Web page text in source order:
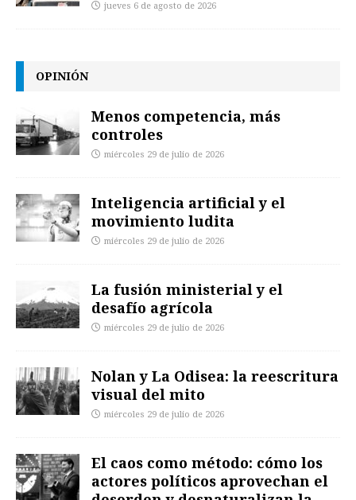
jueves 6 de agosto de 2026
OPINIÓN
Menos competencia, más
controles
miércoles 29 de julio de 2026
Inteligencia artificial y el
movimiento ludita
miércoles 29 de julio de 2026
La fusión ministerial y el
desafío agrícola
miércoles 29 de julio de 2026
Nolan y La Odisea: la reescritura
visual del mito
miércoles 29 de julio de 2026
El caos como método: cómo los
actores políticos aprovechan el